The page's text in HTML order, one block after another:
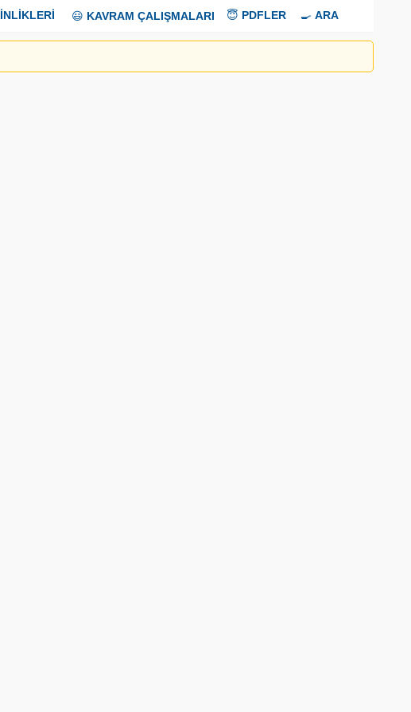
😃 KAVRAM ÇALIŞMALARI 😇 PDFLER 🍳 ARA